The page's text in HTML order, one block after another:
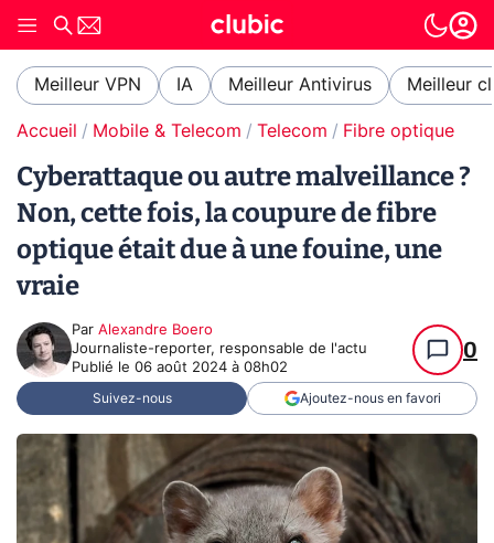
Meilleur VPN IA Meilleur Antivirus Meilleur
Accueil Mobile & Telecom Telecom Fibre optique
Cyberattaque ou autre malveillance ?
Non, cette fois, la coupure de fibre
optique était due à une fouine, une
vraie
Par Alexandre Boero
Journaliste-reporter, responsable de l'actu
Publié le 06 août 2024 à 08h02
0
Suivez-nous Ajoutez-nous en favori